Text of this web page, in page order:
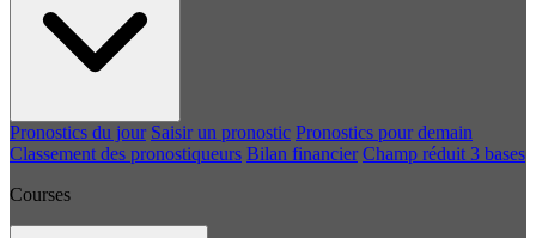
Pronostics du jour Saisir un pronostic Pronostics pour demain
Classement des pronostiqueurs Bilan financier Champ réduit 3 bases
Courses